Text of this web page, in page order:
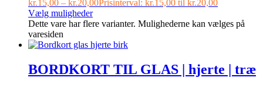
kr.15,00 – kr.20,00Prisinterval: kr.15,00 til kr.20,00
Vælg muligheder
Dette vare har flere varianter. Mulighederne kan vælges på
varesiden
BORDKORT TIL GLAS | hjerte | træ